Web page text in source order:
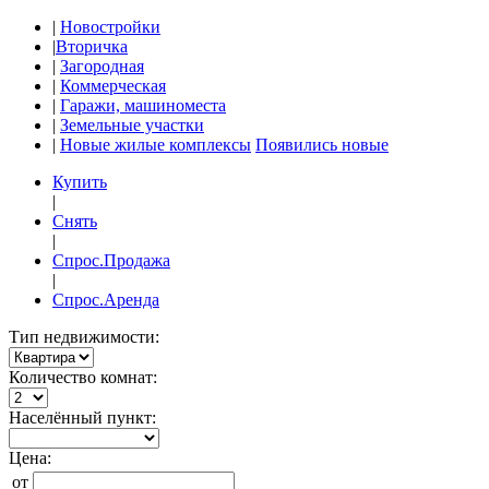
| Новостройки
|Вторичка
| Загородная
| Коммерческая
| Гаражи, машиноместа
| Земельные участки
| Новые жилые комплексы Появились новые
Купить
|
Снять
|
Спрос.Продажа
|
Спрос.Аренда
Тип недвижимости:
Количество комнат:
Населённый пункт:
Цена:
от